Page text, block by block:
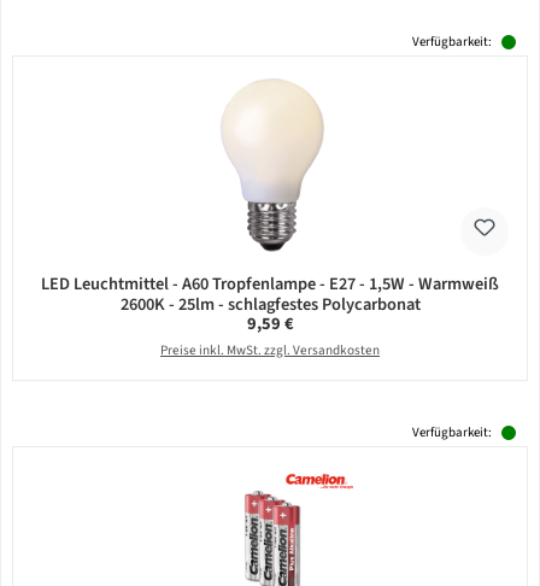
Verfügbarkeit:
LED Leuchtmittel - A60 Tropfenlampe - E27 - 1,5W - Warmweiß
2600K - 25lm - schlagfestes Polycarbonat
Regulärer Preis:
9,59 €
Preise inkl. MwSt. zzgl. Versandkosten
Verfügbarkeit: